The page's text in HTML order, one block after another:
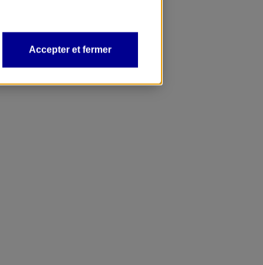
Accepter et fermer